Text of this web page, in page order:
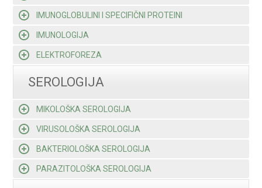
IMUNOGLOBULINI I SPECIFIČNI PROTEINI
IMUNOLOGIJA
ELEKTROFOREZA
SEROLOGIJA
MIKOLOŠKA SEROLOGIJA
VIRUSOLOŠKA SEROLOGIJA
BAKTERIOLOŠKA SEROLOGIJA
PARAZITOLOŠKA SEROLOGIJA